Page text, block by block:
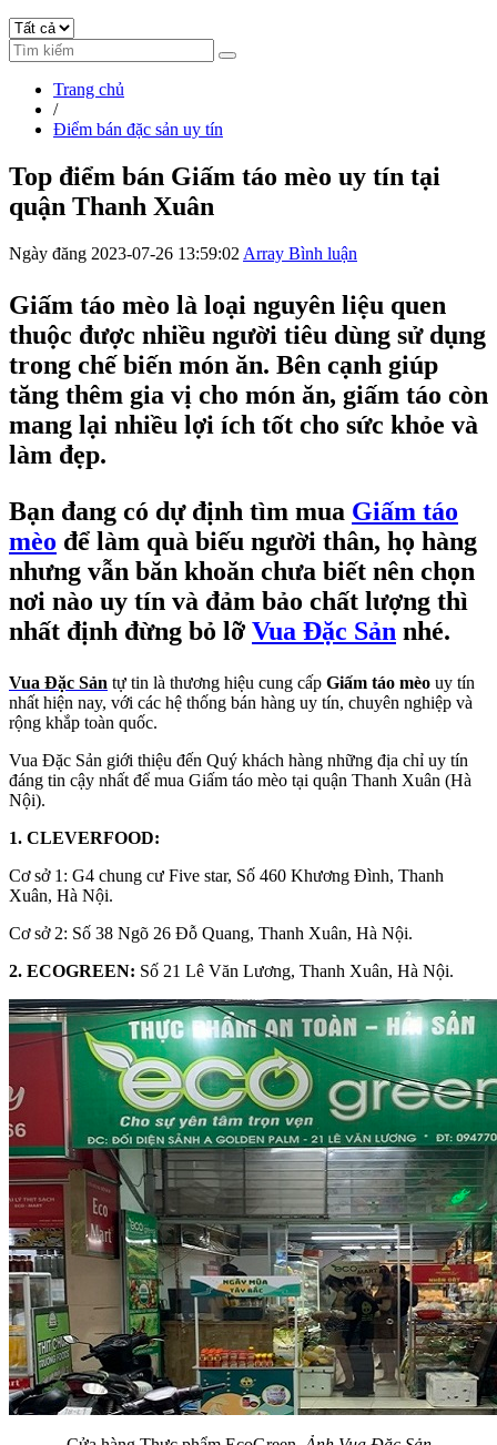
Trang chủ
/
Điểm bán đặc sản uy tín
Top điểm bán Giấm táo mèo uy tín tại
quận Thanh Xuân
Ngày đăng 2023-07-26 13:59:02 Array Bình luận
Giấm táo mèo là loại nguyên liệu quen
thuộc được nhiều người tiêu dùng sử dụng
trong chế biến món ăn. Bên cạnh giúp
tăng thêm gia vị cho món ăn, giấm táo còn
mang lại nhiều lợi ích tốt cho sức khỏe và
làm đẹp.
Bạn đang có dự định tìm mua Giấm táo
mèo để làm quà biếu người thân, họ hàng
nhưng vẫn băn khoăn chưa biết nên chọn
nơi nào uy tín và đảm bảo chất lượng thì
nhất định đừng bỏ lỡ Vua Đặc Sản nhé.
Vua Đặc Sản tự tin là thương hiệu cung cấp Giấm táo mèo uy tín
nhất hiện nay, với các hệ thống bán hàng uy tín, chuyên nghiệp và
rộng khắp toàn quốc.
Vua Đặc Sản giới thiệu đến Quý khách hàng những địa chỉ uy tín
đáng tin cậy nhất để mua Giấm táo mèo tại quận Thanh Xuân (Hà
Nội).
1. CLEVERFOOD:
Cơ sở 1: G4 chung cư Five star, Số 460 Khương Đình, Thanh
Xuân, Hà Nội.
Cơ sở 2: Số 38 Ngõ 26 Đỗ Quang, Thanh Xuân, Hà Nội.
2. ECOGREEN: Số 21 Lê Văn Lương, Thanh Xuân, Hà Nội.